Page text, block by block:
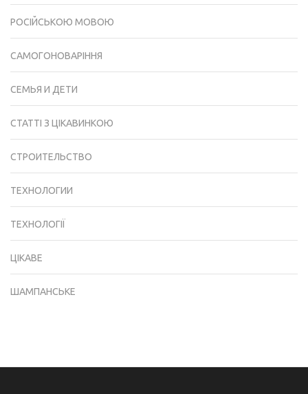
РОСІЙСЬКОЮ МОВОЮ
САМОГОНОВАРІННЯ
СЕМЬЯ И ДЕТИ
СТАТТІ З ЦІКАВИНКОЮ
СТРОИТЕЛЬСТВО
ТЕХНОЛОГИИ
ТЕХНОЛОГІЇ
ЦІКАВЕ
ШАМПАНСЬКЕ